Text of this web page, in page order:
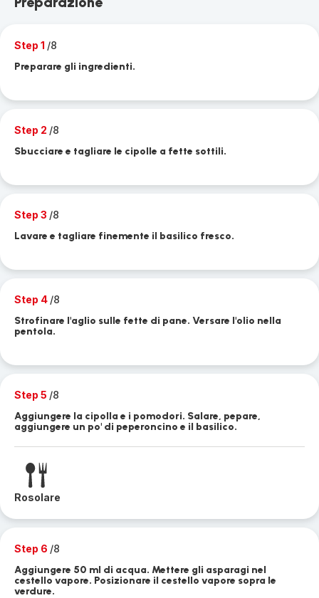
Step 1 /8
Preparare gli ingredienti.
Step 2 /8
Sbucciare e tagliare le cipolle a fette sottili.
Step 3 /8
Lavare e tagliare finemente il basilico fresco.
Step 4 /8
Strofinare l'aglio sulle fette di pane. Versare l'olio nella
pentola.
Step 5 /8
Aggiungere la cipolla e i pomodori. Salare, pepare,
aggiungere un po' di peperoncino e il basilico.
Rosolare
Step 6 /8
Aggiungere 50 ml di acqua. Mettere gli asparagi nel
cestello vapore. Posizionare il cestello vapore sopra le
verdure.